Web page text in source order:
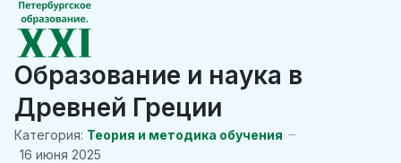
Образование и наука в
Древней Греции
Категория: Теория и методика обучения
16 июня 2025